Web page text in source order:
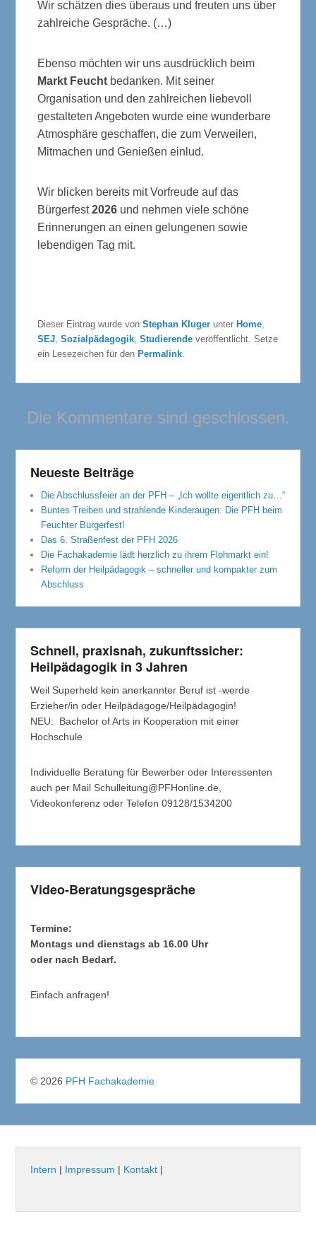
Wir schätzen dies überaus und freuten uns über
zahlreiche Gespräche. (…)
Ebenso möchten wir uns ausdrücklich beim
Markt Feucht bedanken. Mit seiner
Organisation und den zahlreichen liebevoll
gestalteten Angeboten wurde eine wunderbare
Atmosphäre geschaffen, die zum Verweilen,
Mitmachen und Genießen einlud.
Wir blicken bereits mit Vorfreude auf das
Bürgerfest2026 und nehmen viele schöne
Erinnerungen an einen gelungenen sowie
lebendigen Tag mit.
Dieser Eintrag wurde vonStephan Kluger unter Home,
SEJ,Sozialpädagogik,Studierende veröffentlicht. Setze
ein Lesezeichen für den Permalink.
Die Kommentare sind geschlossen.
Neueste Beiträge
Die Abschlussfeier an der PFH – „Ich wollte eigentlich zu…“
Buntes Treiben und strahlende Kinderaugen: Die PFH beim
Feuchter Bürgerfest!
Das 6. Straßenfest der PFH 2026
Die Fachakademie lädt herzlich zu ihrem Flohmarkt ein!
Reform der Heilpädagogik – schneller und kompakter zum
Abschluss
Schnell, praxisnah, zukunftssicher:
Heilpädagogik in 3 Jahren
Weil Superheld kein anerkannter Beruf ist -werde
Erzieher/in oder Heilpädagoge/Heilpädagogin!
NEU: Bachelor of Arts in Kooperation mit einer
Hochschule
Individuelle Beratung für Bewerber oder Interessenten
auch per Mail Schulleitung@PFHonline.de,
Videokonferenz oder Telefon 09128/1534200
Video-Beratungsgespräche
Termine:
Montags und dienstags ab 16.00 Uhr
oder nach Bedarf.
Einfach anfragen!
© 2026 PFH Fachakademie
Intern | Impressum | Kontakt |